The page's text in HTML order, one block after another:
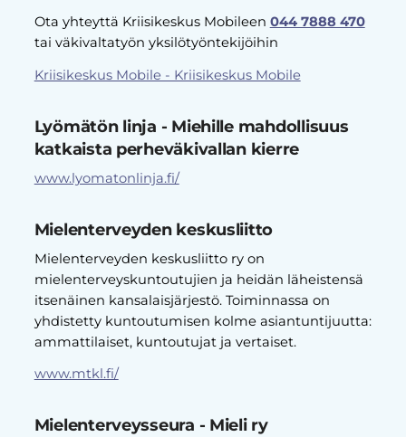
Ota yhteyttä Kriisikeskus Mobileen 044 7888 470
tai väkivaltatyön yksilötyöntekijöihin
Kriisikeskus Mobile - Kriisikeskus Mobile
Lyömätön linja - Miehille mahdollisuus
katkaista perheväkivallan kierre
www.lyomatonlinja.fi/
Mielenterveyden keskusliitto
Mielenterveyden keskusliitto ry on
mielenterveyskuntoutujien ja heidän läheistensä
itsenäinen kansalaisjärjestö. Toiminnassa on
yhdistetty kuntoutumisen kolme asiantuntijuutta:
ammattilaiset, kuntoutujat ja vertaiset.
www.mtkl.fi/
Mielenterveysseura - Mieli ry